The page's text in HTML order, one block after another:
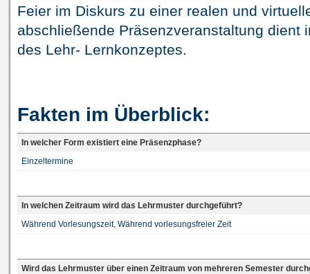
Feier im Diskurs zu einer realen und
abschließende Präsenzveranstaltung dient
des Lehr- Lernkonzeptes.
Fakten im Überblick:
In welcher Form existiert eine Präsenzphase?
Einzeltermine
In welchen Zeitraum wird das Lehrmuster durchgeführt?
Während Vorlesungszeit, Während vorlesungsfreier Zeit
Wird das Lehrmuster über einen Zeitraum von mehreren Semester